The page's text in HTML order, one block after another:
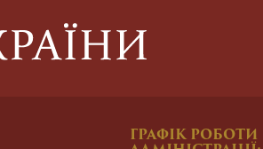
ГРАФІК РОБОТИ